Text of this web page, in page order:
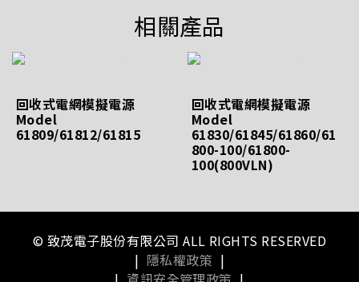
相關產品
回收式電網模擬電源
Model
61809/61812/61815
回收式電網模擬電源
Model
61830/61845/61860/61
800-100/61800-
100(800VLN)
© 致茂電子股份有限公司 ALL RIGHTS RESERVED
| 隱私權政策 |